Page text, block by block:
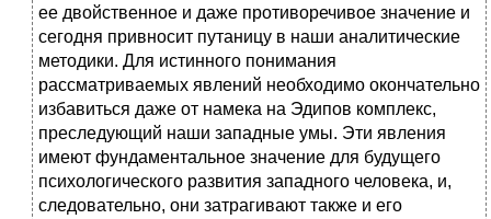
ее двойственное и даже противоречивое значение и
сегодня привносит путаницу в наши аналитические
методики. Для истинного понимания
рассматриваемых явлений необходимо окончательно
избавиться даже от намека на Эдипов комплекс,
преследующий наши западные умы. Эти явления
имеют фундаментальное значение для будущего
психологического развития западного человека, и,
следовательно, они затрагивают также и его